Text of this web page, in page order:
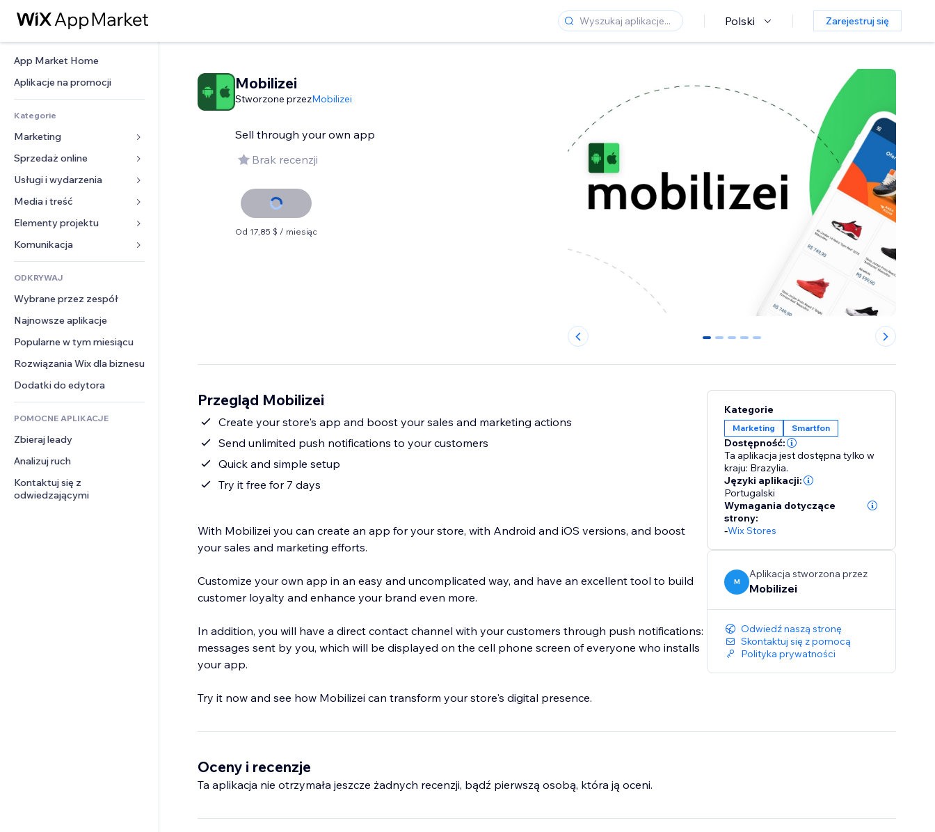
Polski Zarejestruj się
App Market Home
Aplikacje na promocji
Kategorie
Marketing
Reklamy
Smartfon
Analityka
Listy witryn
E-mail
Sprzedaż online
Aplikacje do sklepów
Wysyłka i dostawa
Przyciski sprzedaży
Rachunkowość
Kupony i lojalność
Rozwiązania dla
magazynowania
Dropshipping
Ceny i subskrypcja
Crowdfunding
Żywność i napoje
Usługi i wydarzenia
Hotele
Wydarzenia
Restauracje
Nieruchomości
Rezerwacje
Media i treść
Galeria
Muzyka
Podkasty
Fotografia
Film
PDF
Udostępnianie plików
Wiadomości
Elementy projektu
Mapy i nawigacja
Prywatność i bezpieczeństwo
Zegar
Szablony stron
Efekty obrazu
Przyciski i menu
Banery i odznaki
Kalkulatory
Szukaj
Pogoda
Wykresy i tabele
Formularze
Ankiety
Czat
Komentarze
Telefon
Społeczność
Opinie i polecenia
CRM
ODKRYWAJ
Wybrane przez zespół
Najnowsze aplikacje
Popularne w tym miesiącu
Rozwiązania Wix dla biznesu
Dodatki do edytora
POMOCNE APLIKACJE
Zbieraj leady
Analizuj ruch
Kontaktuj się z
odwiedzającymi
Mobilizei
Stworzone przezMobilizei
Sell ​​through your own app
Brak recenzji
Od 17,85 $ / miesiąc
0 1 2 3 4
Przegląd Mobilizei
Create your store's app and boost your sales and marketing actions
Send unlimited push notifications to your customers
Quick and simple setup
Try it free for 7 days
With Mobilizei you can create an app for your store, with Android and iOS versions, and boost
your sales and marketing efforts.
Customize your own app in an easy and uncomplicated way, and have an excellent tool to build
customer loyalty and enhance your brand even more.
In addition, you will have a direct contact channel with your customers through push notifications:
messages sent by you, which will be displayed on the cell phone screen of everyone who installs
your app.
Try it now and see how Mobilizei can transform your store's digital presence.
Kategorie
Marketing Smartfon
Dostępność:
Ta aplikacja jest dostępna tylko w
kraju: Brazylia.
Języki aplikacji:
Portugalski
Wymagania dotyczące
strony:
-Wix Stores
M
Aplikacja stworzona przez
Mobilizei
Odwiedź naszą stronę
Skontaktuj się z pomocą
Polityka prywatności
Oceny i recenzje
Ta aplikacja nie otrzymała jeszcze żadnych recenzji, bądź pierwszą osobą, która ją oceni.